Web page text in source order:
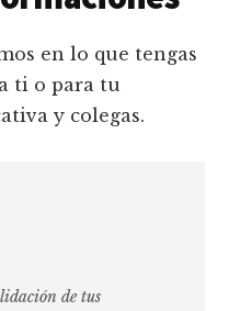
en lo que tengas
ti o para tu
y colegas.
de tus